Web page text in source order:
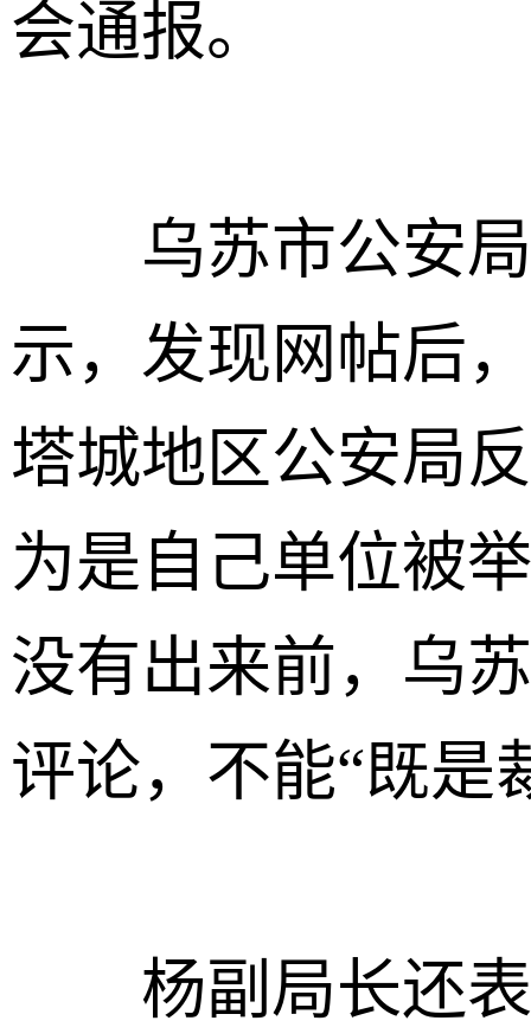
会通报。
乌苏市公安局
示，发现网帖后
塔城地区公安局
为是自己单位被
没有出来前，乌
评论，不能“既是
杨副局长还表